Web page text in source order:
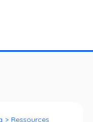
> Ressources